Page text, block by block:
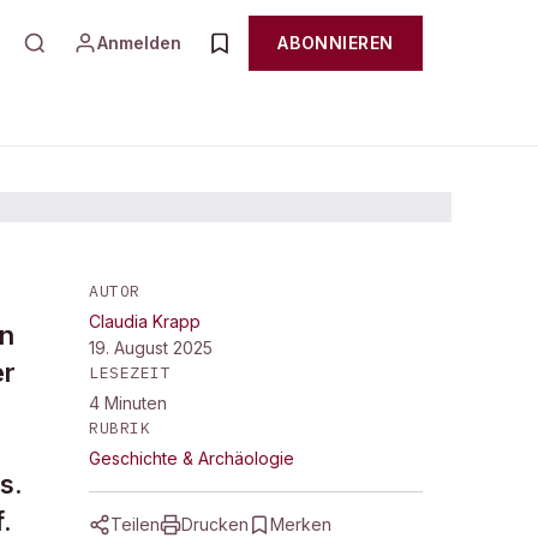
Anmelden ABONNIEREN
AUTOR
Claudia Krapp
19. August 2025
LESEZEIT
4 Minuten
RUBRIK
Geschichte & Archäologie
Teilen Drucken Merken